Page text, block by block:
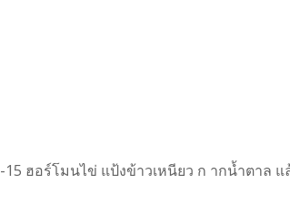
ฮอร์โมนไข่ แป้งข้าวเหนียว ก ากน้ำตาล แ